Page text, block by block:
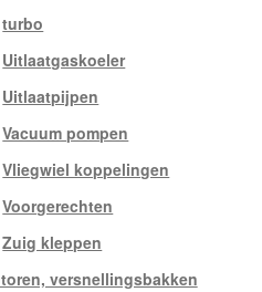
turbo
Uitlaatgaskoeler
Uitlaatpijpen
Vacuum pompen
Vliegwiel koppelingen
Voorgerechten
Zuig kleppen
versnellingsbakken